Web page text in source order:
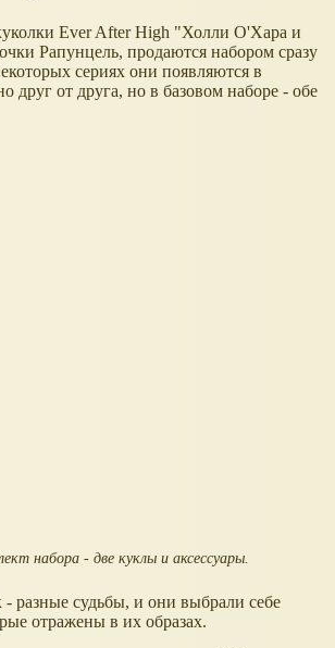
Ever After High "Холли О'Хара и
Рапунцель, продаются набором сразу
сериях они появляются в
друг от друга, но в базовом наборе - обе
набора - две куклы и аксессуары.
разные судьбы, и они выбрали себе
отражены в их образах.